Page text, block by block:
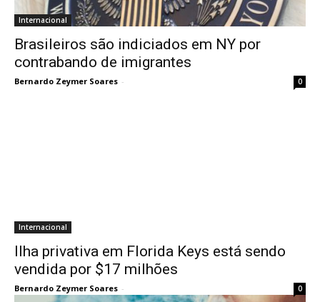
Internacional
Brasileiros são indiciados em NY por
contrabando de imigrantes
Bernardo Zeymer Soares - 0
Internacional
Ilha privativa em Florida Keys está sendo
vendida por $17 milhões
Bernardo Zeymer Soares - 0